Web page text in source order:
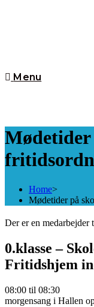
Menu
Mødetider
Home>
Mødetider på
Der er en medarbejder
0.klasse –
Fritidshjem
08:00 til
morgensang i Hallen